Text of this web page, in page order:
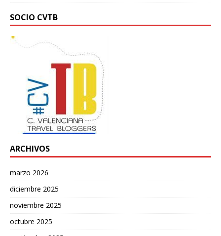
SOCIO CVTB
ARCHIVOS
marzo 2026
diciembre 2025
noviembre 2025
octubre 2025